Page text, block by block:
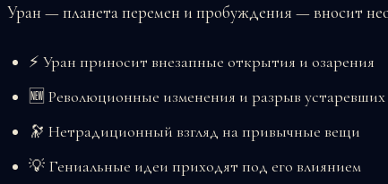
Уран — планета перемен и пробуждения — вносит
⚡ Уран приносит внезапные открытия и озарения
🆕 Революционные изменения и разрыв
🔭 Нетрадиционный взгляд на привычные вещи
💡 Гениальные идеи приходят под его влиянием